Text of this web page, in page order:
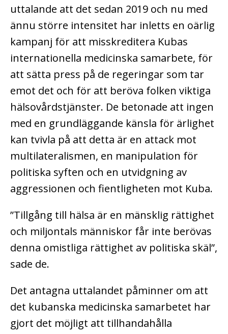
uttalande att det sedan 2019 och nu med
ännu större intensitet har inletts en oärlig
kampanj för att misskreditera Kubas
internationella medicinska samarbete, för
att sätta press på de regeringar som tar
emot det och för att beröva folken viktiga
hälsovårdstjänster. De betonade att ingen
med en grundläggande känsla för ärlighet
kan tvivla på att detta är en attack mot
multilateralismen, en manipulation för
politiska syften och en utvidgning av
aggressionen och fientligheten mot Kuba.
”Tillgång till hälsa är en mänsklig rättighet
och miljontals människor får inte berövas
denna omistliga rättighet av politiska skäl”,
sade de.
Det antagna uttalandet påminner om att
det kubanska medicinska samarbetet har
gjort det möjligt att tillhandahålla